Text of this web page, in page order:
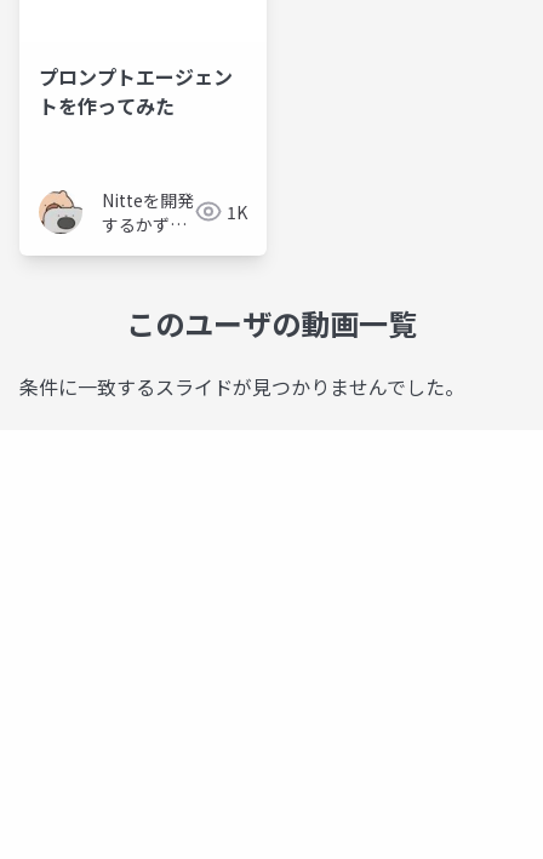
プロンプトエージェン
トを作ってみた
Nitteを開発
するかずう
1K
このユーザの動画一覧
条件に一致するスライドが見つかりませんでした。